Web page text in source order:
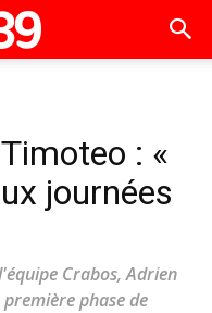
: «
journées
Crabos, Adrien
phase de